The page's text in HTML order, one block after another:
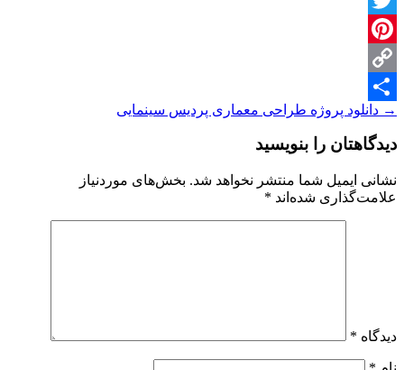
Twitter
Pinterest
Copy
Link
Share
ناوبری
نوشته
→ دانلود پروژه طراحی معماری پردیس سینمایی
دیدگاهتان را بنویسید
نشانی ایمیل شما منتشر نخواهد شد. بخش‌های موردنیاز
علامت‌گذاری شده‌اند *
دیدگاه *